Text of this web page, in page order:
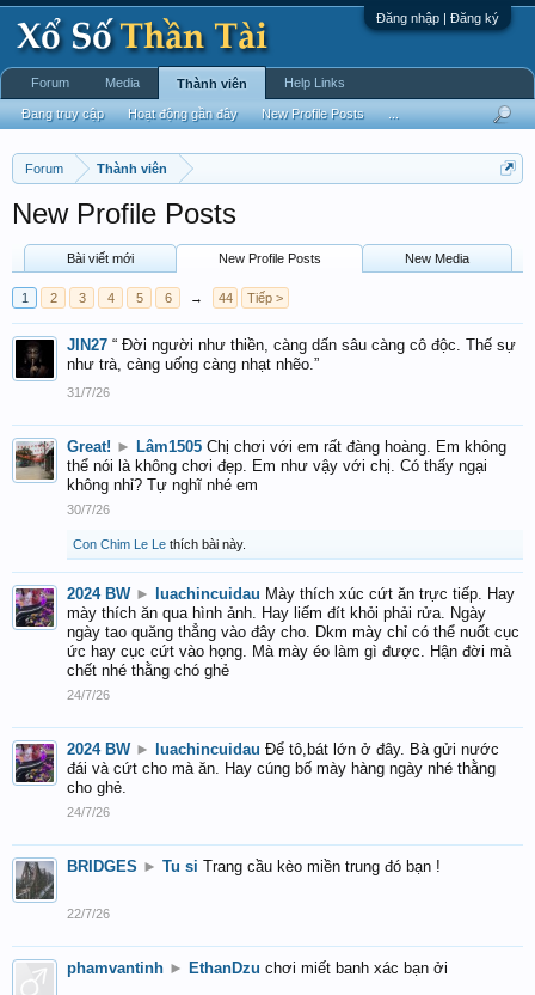
Đăng nhập | Đăng ký
Forum Thành viên
New Profile Posts
Bài viết mới New Profile Posts New Media
1 2 3 4 5 6 → 44 Tiếp >
JIN27 “ Đời người như thiền, càng dấn sâu càng cô độc. Thế sự
như trà, càng uống càng nhạt nhẽo.”
31/7/26
Great! ► Lâm1505 Chị chơi với em rất đàng hoàng. Em không
thể nói là không chơi đẹp. Em như vậy với chị. Có thấy ngại
không nhỉ? Tự nghĩ nhé em
30/7/26
Con Chim Le Le thích bài này.
2024 BW ► luachincuidau Mày thích xúc cứt ăn trực tiếp. Hay
mày thích ăn qua hình ảnh. Hay liếm đít khỏi phải rửa. Ngày
ngày tao quăng thẳng vào đây cho. Dkm mày chỉ có thể nuốt cục
ức hay cục cứt vào họng. Mà mày éo làm gì được. Hận đời mà
chết nhé thằng chó ghẻ
24/7/26
2024 BW ► luachincuidau Để tô,bát lớn ở đây. Bà gửi nước
đái và cứt cho mà ăn. Hay cúng bố mày hàng ngày nhé thằng
cho ghẻ.
24/7/26
BRIDGES ► Tu si Trang cầu kèo miền trung đó bạn !
22/7/26
phamvantinh ► EthanDzu chơi miết banh xác bạn ởi
Forum Media Thành viên
Đang truy cập Hoạt động gần đây New Profile Posts
Help Links